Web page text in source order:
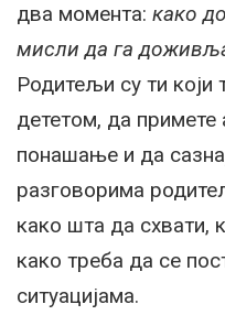
два момента: како
мисли да га
Родитељи су ти који
дететом, да примете
понашање и да
разговорима
како шта да схвати,
како треба да се
ситуацијама.